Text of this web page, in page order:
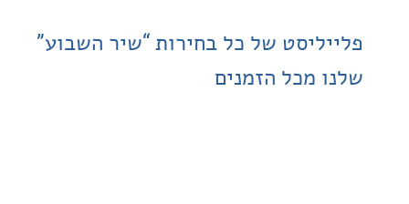
של כל בחירות “שיר השבוע”
מכל הזמנים